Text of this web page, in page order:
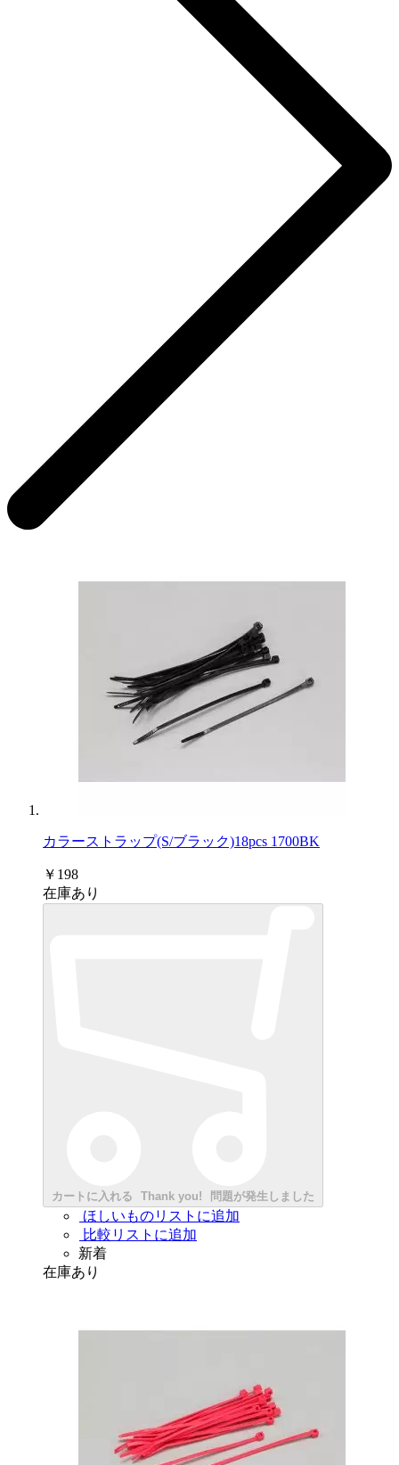
カラーストラップ(S/ブラック)18pcs 1700BK
￥198
在庫あり
カートに入れる Thank you! 問題が発生しました
ほしいものリストに追加
比較リストに追加
新着
在庫あり